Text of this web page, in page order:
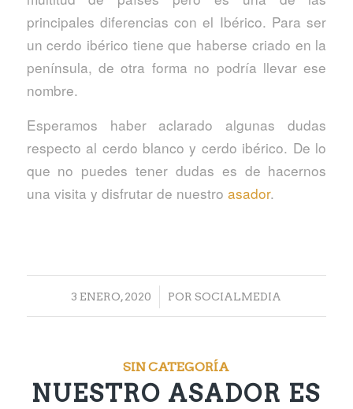
principales diferencias con el Ibérico. Para ser
un cerdo ibérico tiene que haberse criado en la
península, de otra forma no podría llevar ese
nombre.
Esperamos haber aclarado algunas dudas
respecto al cerdo blanco y cerdo ibérico. De lo
que no puedes tener dudas es de hacernos
una visita y disfrutar de nuestro asador.
3 ENERO, 2020
/ PORSOCIALMEDIA
SIN CATEGORÍA
NUESTRO ASADOR ES